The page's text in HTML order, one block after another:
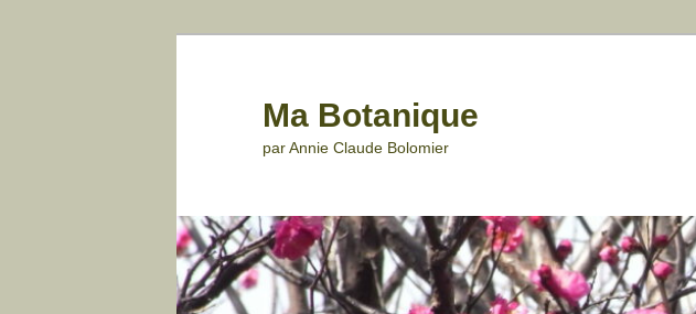
Ma Botanique
par Annie Claude Bolomier